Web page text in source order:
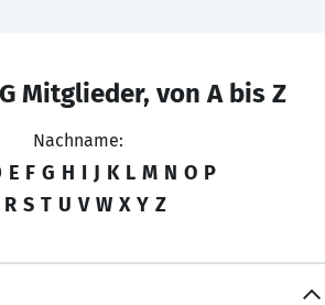
Mitglieder, von A bis Z
Nachname:
E F G H I J K L M N O P
R S T U V W X Y Z